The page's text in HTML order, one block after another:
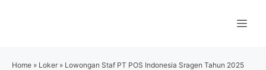
Home » Loker » Lowongan Staf PT POS Indonesia Sragen Tahun 2025